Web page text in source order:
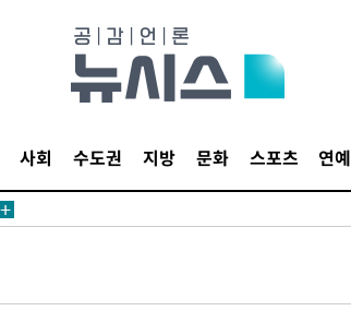
사회 수도권 지방 문화 스포츠 연예